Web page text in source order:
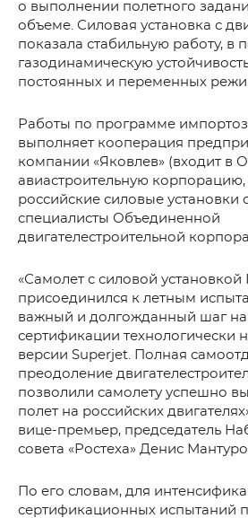
о выполнении полетного
объеме. Силовая установка с
показала стабильную работу, в
газодинамическую
постоянных и переменных
Работы по программе
выполняет кооперация
компании «Яковлев» (входит в
авиастроительную
российские силовые установки
специалисты Объединенной
двигателестроительной
«Самолет с силовой
присоединился к летным
важный и долгожданный шаг на
сертификации технологически
версии Superjet. Полная
преодоление
позволили самолету успешно
полет на российских
вице-премьер, председатель
совета «Ростеха» Денис
По его словам, для
сертификационных испытаний